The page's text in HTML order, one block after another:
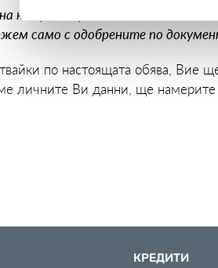
конфиденциалност на всички
само с одобрените по
по настоящата обява, Вие
личните Ви данни, ще намерите
КРЕДИТИ